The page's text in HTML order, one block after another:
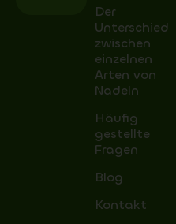
Der
Unterschied
zwischen
einzelnen
Arten von
Nadeln
Häufig
gestellte
Fragen
Blog
Kontakt